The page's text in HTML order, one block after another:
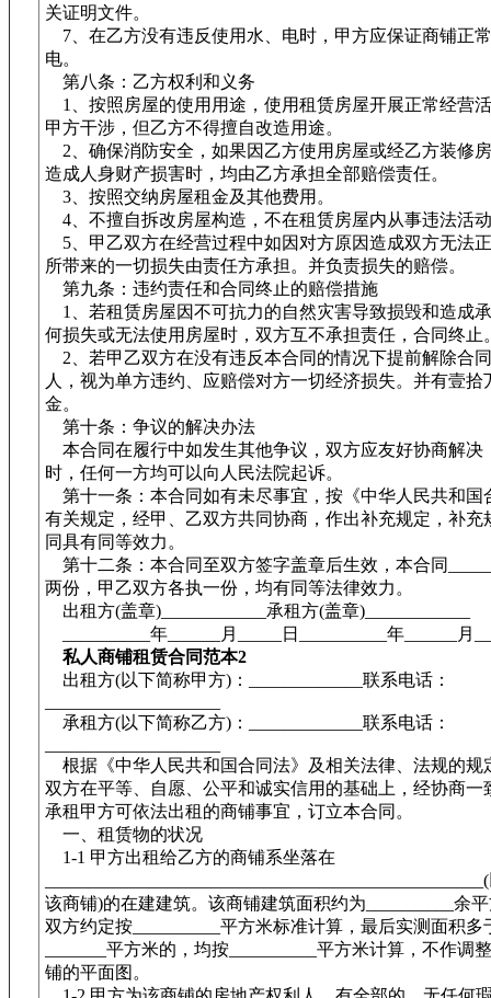
关证明文件。
7、在乙方没有违反使用水、电时，甲方应保证商铺正
电。
第八条：乙方权利和义务
1、按照房屋的使用用途，使用租赁房屋开展正常经营
甲方干涉，但乙方不得擅自改造用途。
2、确保消防安全，如果因乙方使用房屋或经乙方装修
造成人身财产损害时，均由乙方承担全部赔偿责任。
3、按照交纳房屋租金及其他费用。
4、不擅自拆改房屋构造，不在租赁房屋内从事违法活
5、甲乙双方在经营过程中如因对方原因造成双方无法
所带来的一切损失由责任方承担。并负责损失的赔偿。
第九条：违约责任和合同终止的赔偿措施
1、若租赁房屋因不可抗力的自然灾害导致损毁和造成
何损失或无法使用房屋时，双方互不承担责任，合同终止
2、若甲乙双方在没有违反本合同的情况下提前解除合
人，视为单方违约、应赔偿对方一切经济损失。并有壹拾
金。
第十条：争议的解决办法
本合同在履行中如发生其他争议，双方应友好协商解决
时，任何一方均可以向人民法院起诉。
第十一条：本合同如有未尽事宜，按《中华人民共和国
有关规定，经甲、乙双方共同协商，作出补充规定，补充
同具有同等效力。
第十二条：本合同至双方签字盖章后生效，本合同
两份，甲乙双方各执一份，均有同等法律效力。
出租方(盖章)____________承租方(盖章)____________
__________年______月_____日__________年______月
私人商铺租赁合同范本2
出租方(以下简称甲方)：_____________联系电话：
承租方(以下简称乙方)：_____________联系电话：
根据《中华人民共和国合同法》及相关法律、法规的规
双方在平等、自愿、公平和诚实信用的基础上，经协商一
承租甲方可依法出租的商铺事宜，订立本合同。
一、租赁物的状况
1-1 甲方出租给乙方的商铺系坐落在
该商铺)的在建建筑。该商铺建筑面积约为__________余
双方约定按__________平方米标准计算，最后实测面积多
_______平方米的，均按__________平方米计算，不作调
铺的平面图。